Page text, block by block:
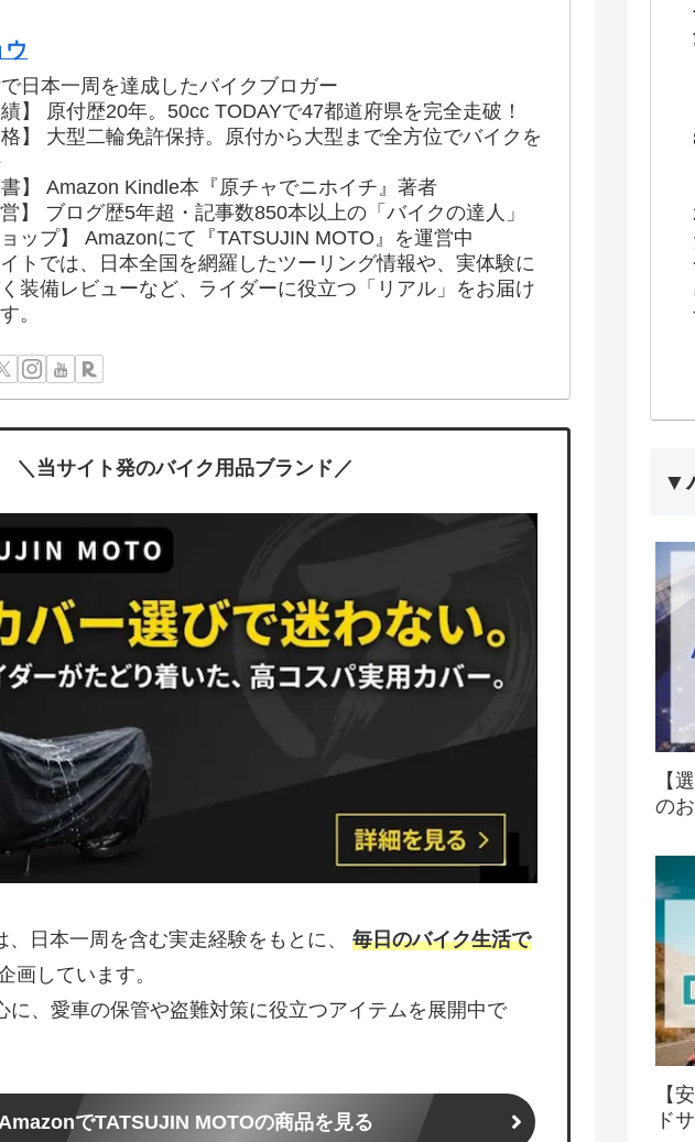
ウ
日本一周を達成したバイクブロガー
績】 原付歴20年。50cc TODAYで47都道府県を完全走破！
格】 大型二輪免許保持。原付から大型まで全方位でバイクを
書】 Amazon Kindle本『原チャでニホイチ』著者
営】 ブログ歴5年超・記事数850本以上の「バイクの達人」
ョップ】 Amazonにて『TATSUJIN MOTO』を運営中
トでは、日本全国を網羅したツーリング情報や、実体験に
装備レビューなど、ライダーに役立つ「リアル」をお届け
。
＼当サイト発のバイク用品ブランド／
、日本一周を含む実走経験をもとに、 毎日のバイク生活で
画しています。
に、愛車の保管や盗難対策に役立つアイテムを展開中で
AmazonでTATSUJIN MOTOの商品を見る
▼
【
の
【
ド